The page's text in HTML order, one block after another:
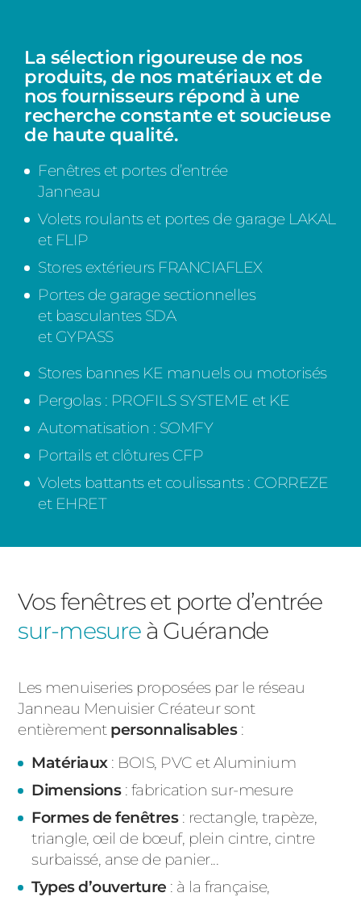
La sélection rigoureuse de nos
produits, de nos matériaux et de
nos fournisseurs répond à une
recherche constante et soucieuse
de haute qualité.
Fenêtres et portes d’entrée
Janneau
Volets roulants et portes de garage LAKAL
et FLIP
Stores extérieurs FRANCIAFLEX
Portes de garage sectionnelles
et basculantes SDA
et GYPASS
Stores bannes KE manuels ou motorisés
Pergolas : PROFILS SYSTEME et KE
Automatisation : SOMFY
Portails et clôtures CFP
Volets battants et coulissants : CORREZE
et EHRET
Vos fenêtres et porte d’entrée
sur-mesure à Guérande
Les menuiseries proposées par le réseau
Janneau Menuisier Créateur sont
entièrement personnalisables:
Matériaux: BOIS, PVC et Aluminium
Dimensions: fabrication sur-mesure
Formes de fenêtres : rectangle, trapèze,
triangle, œil de bœuf, plein cintre, cintre
surbaissé, anse de panier...
Types d’ouverture : à la française,